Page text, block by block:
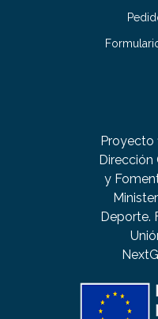
Proyecto
Dirección
y
Deporte.